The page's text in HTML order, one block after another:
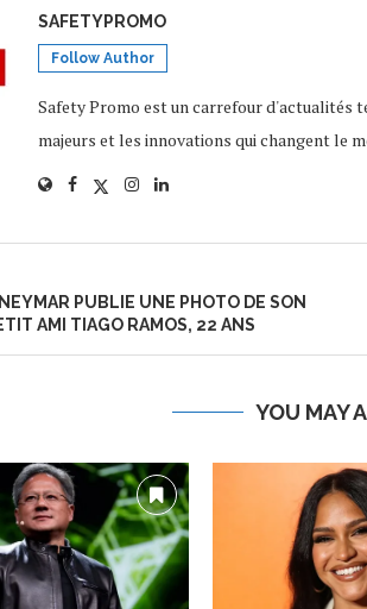
SAFETYPROMO
Follow Author
Safety Promo est un carrefour d'actualités
majeurs et les innovations qui changent le
PUBLIE UNE PHOTO DE SON
AMI TIAGO RAMOS, 22 ANS
YOU MAY